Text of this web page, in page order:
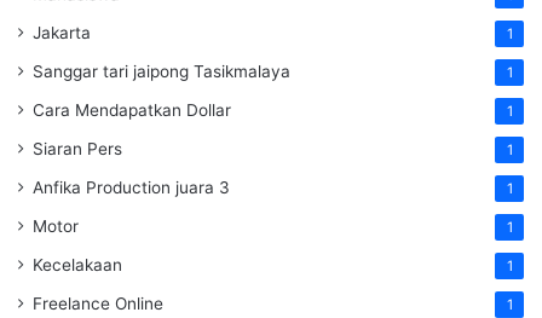
Jakarta 1
Sanggar tari jaipong Tasikmalaya 1
Cara Mendapatkan Dollar 1
Siaran Pers 1
Anfika Production juara 3 1
Motor 1
Kecelakaan 1
Freelance Online 1